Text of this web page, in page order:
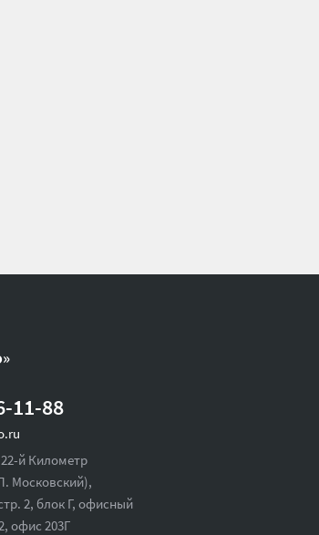
11-88
22-й Километр
Московский),
2, блок Г, офисный
офис 203Г